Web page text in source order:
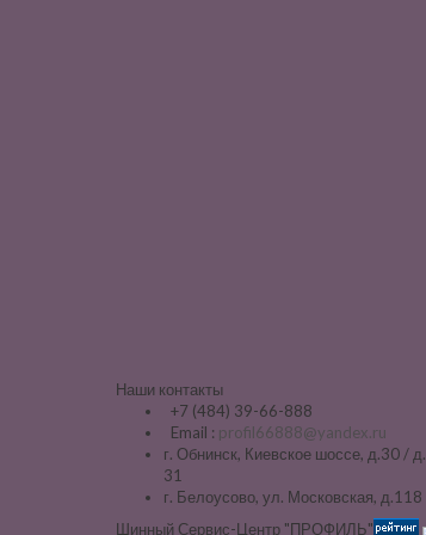
Наши контакты
+7 (484) 39-66-888
Email : profil66888@yandex.ru
г. Обнинск, Киевское шоссе, д.30 / д.
31
г. Белоусово, ул. Московская, д.118
Шинный Сервис-Центр "ПРОФИЛЬ"